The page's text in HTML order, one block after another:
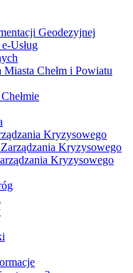
Geodezyjnej
Usług
Chełm i Powiatu
Kryzysowego
Kryzysowego
Kryzysowego